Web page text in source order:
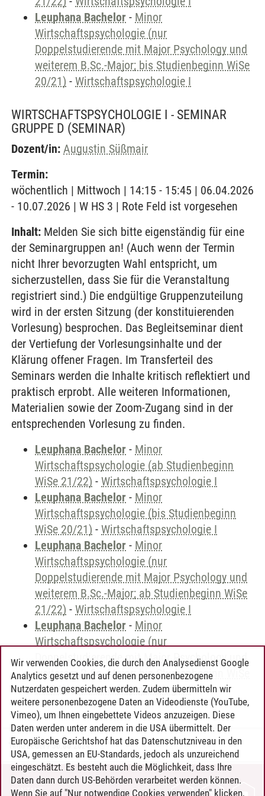
Leuphana Bachelor - Minor
Wirtschaftspsychologie (nur
Doppelstudierende mit Major Psychology und
weiterem B.Sc.-Major; bis Studienbeginn WiSe
20/21) - Wirtschaftspsychologie I
WIRTSCHAFTSPSYCHOLOGIE I - SEMINAR
GRUPPE D (SEMINAR)
Dozent/in: Augustin Süßmair
Termin:
wöchentlich | Mittwoch | 14:15 - 15:45 | 06.04.2026
- 10.07.2026 | W HS 3 | Rote Feld ist vorgesehen
Inhalt: Melden Sie sich bitte eigenständig für eine
der Seminargruppen an! (Auch wenn der Termin
nicht Ihrer bevorzugten Wahl entspricht, um
sicherzustellen, dass Sie für die Veranstaltung
registriert sind.) Die endgültige Gruppenzuteilung
wird in der ersten Sitzung (der konstituierenden
Vorlesung) besprochen. Das Begleitseminar dient
der Vertiefung der Vorlesungsinhalte und der
Klärung offener Fragen. Im Transferteil des
Seminars werden die Inhalte kritisch reflektiert und
praktisch erprobt. Alle weiteren Informationen,
Materialien sowie der Zoom-Zugang sind in der
entsprechenden Vorlesung zu finden.
Leuphana Bachelor - Minor
Wirtschaftspsychologie (ab Studienbeginn
WiSe 21/22) - Wirtschaftspsychologie I
Leuphana Bachelor - Minor
Wirtschaftspsychologie (bis Studienbeginn
WiSe 20/21) - Wirtschaftspsychologie I
Leuphana Bachelor - Minor
Wirtschaftspsychologie (nur
Doppelstudierende mit Major Psychology und
weiterem B.Sc.-Major; ab Studienbeginn WiSe
21/22) - Wirtschaftspsychologie I
Leuphana Bachelor - Minor
Wirtschaftspsychologie (nur
Doppelstudierende mit Major Psychology und
weiterem B.Sc.-Major; bis Studienbeginn WiSe
20/21)-Wirtschaftspsychologie I
Timo Leder/30.06.2024
KONTAKT
Wir verwenden Cookies, die durch den Analysedienst Google
Analytics gesetzt und auf denen personenbezogene
Nutzerdaten gespeichert werden. Zudem übermitteln wir
weitere personenbezogene Daten an Videodienste (YouTube,
Vimeo), um Ihnen eingebettete Videos anzuzeigen. Diese
Daten werden unter anderem in die USA übermittelt. Der
Europäische Gerichtshof hat das Datenschutzniveau in den
USA, gemessen an EU-Standards, jedoch als unzureichend
eingeschätzt. Es besteht auch die Möglichkeit, dass Ihre
Daten dann durch US-Behörden verarbeitet werden können.
Wenn Sie auf "Nur notwendige Cookies verwenden" klicken,